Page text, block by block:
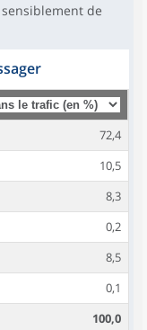
de
72,4
10,5
8,3
0,2
8,5
0,1
100,0